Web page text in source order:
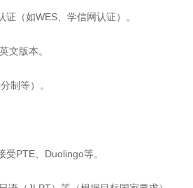
（如WES、学信网认证）。
文版本。
制等）。
PTE、Duolingo等。